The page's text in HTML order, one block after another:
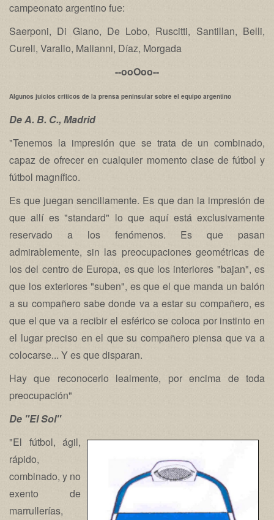
campeonato argentino fue:
Saerponi, Di Giano, De Lobo, Ruscitti, Santillan, Belli,
Curell, Varallo, Malianni, Díaz, Morgada
--ooOoo--
Algunos juicios críticos de la prensa peninsular sobre el equipo argentino
De A. B. C., Madrid
"Tenemos la impresión que se trata de un combinado,
capaz de ofrecer en cualquier momento clase de fútbol y
fútbol magnífico.
Es que juegan sencillamente. Es que dan la impresión de
que allí es "standard" lo que aquí está exclusivamente
reservado a los fenómenos. Es que pasan
admirablemente, sin las preocupaciones geométricas de
los del centro de Europa, es que los interiores "bajan", es
que los exteriores "suben", es que el que manda un balón
a su compañero sabe donde va a estar su compañero, es
que el que va a recibir el esférico se coloca por instinto en
el lugar preciso en el que su compañero piensa que va a
colocarse... Y es que disparan.
Hay que reconocerlo lealmente, por encima de toda
preocupación"
De "El Sol"
"El fútbol, ágil,
rápido,
combinado, y no
exento de
marrullerías,